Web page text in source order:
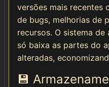
versões mais recentes
de bugs, melhorias de
recursos. O sistema
só baixa as partes do
alteradas,
💾